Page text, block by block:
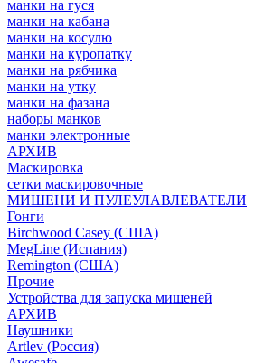
манки на гуся
манки на кабана
манки на косулю
манки на куропатку
манки на рябчика
манки на утку
манки на фазана
наборы манков
манки электронные
АРХИВ
Маскировка
сетки маскировочные
МИШЕНИ И ПУЛЕУЛАВЛЕВАТЕЛИ
Гонги
Birchwood Casey (США)
MegLine (Испания)
Remington (США)
Прочие
Устройства для запуска мишеней
АРХИВ
Наушники
Artlev (Россия)